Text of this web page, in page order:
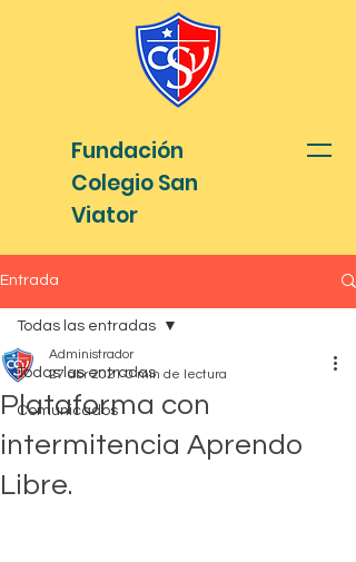
Fundación
Colegio San
Viator
Entrada
Todas las entradas
Comunicados
Todas las entradas
Plataforma con
intermitencia Aprendo
Libre.
Administrador
27 abr 2021 0 min de lectura